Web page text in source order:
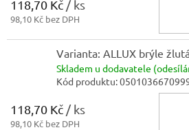
118,70 Kč / ks
98,10 Kč bez DPH
Varianta: ALLUX brýle
Skladem u dodavatele
Kód produktu:
118,70 Kč / ks
98,10 Kč bez DPH